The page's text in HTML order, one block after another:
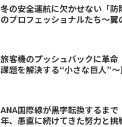
冬の安全運航に欠かせない「防
のプロフェッショナルたち～翼
旅客機のプッシュバックに革
課題を解決する“小さな巨人”
ANA国際線が黒字転換するま
年、愚直に続けてきた努力と挑